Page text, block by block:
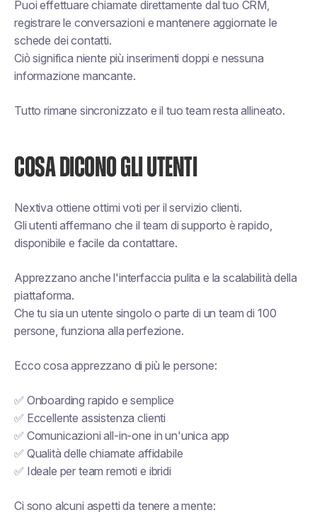
Puoi effettuare chiamate direttamente dal tuo CRM,
registrare le conversazioni e mantenere aggiornate le
schede dei contatti.
Ciò significa niente più inserimenti doppi e nessuna
informazione mancante.
Tutto rimane sincronizzato e il tuo team resta allineato.
COSA DICONO GLI UTENTI
Nextiva ottiene ottimi voti per il servizio clienti.
Gli utenti affermano che il team di supporto è rapido,
disponibile e facile da contattare.
Apprezzano anche l'interfaccia pulita e la scalabilità della
piattaforma.
Che tu sia un utente singolo o parte di un team di 100
persone, funziona alla perfezione.
Ecco cosa apprezzano di più le persone:
✅ Onboarding rapido e semplice
✅ Eccellente assistenza clienti
✅ Comunicazioni all-in-one in un'unica app
✅ Qualità delle chiamate affidabile
✅ Ideale per team remoti e ibridi
Ci sono alcuni aspetti da tenere a mente: